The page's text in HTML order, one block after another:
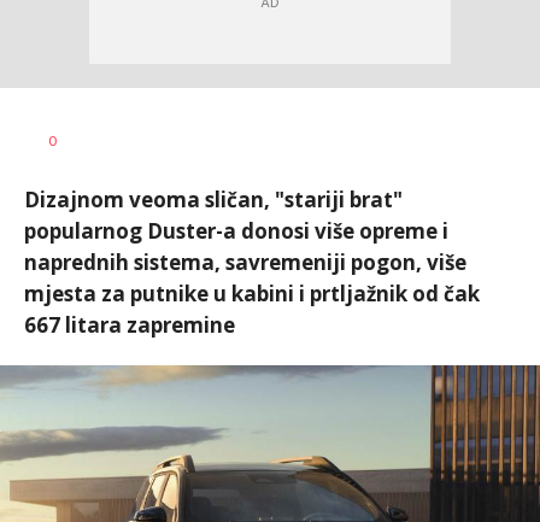
AUTOR
0
Dizajnom veoma sličan, "stariji brat"
popularnog Duster-a donosi više opreme i
naprednih sistema, savremeniji pogon, više
mjesta za putnike u kabini i prtljažnik od čak
667 litara zapremine